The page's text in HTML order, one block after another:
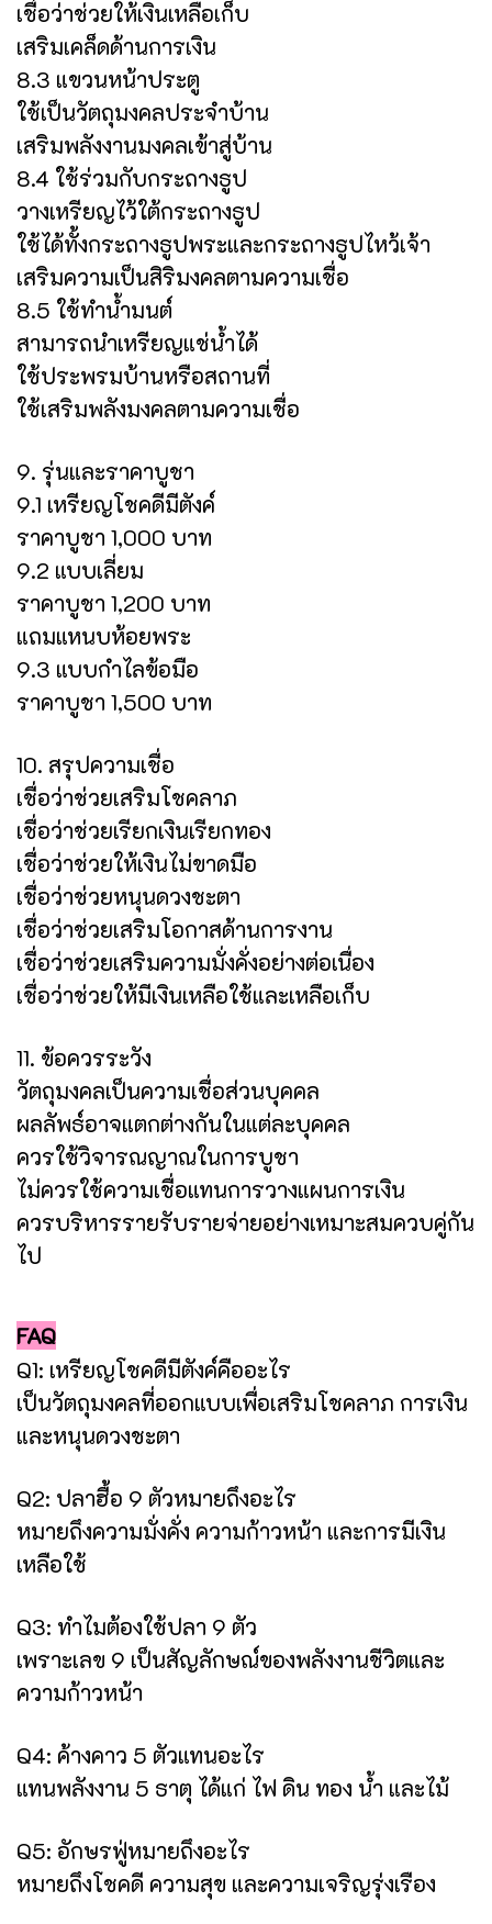
เชื่อว่าช่วยให้เงินเหลือเก็บ
เสริมเคล็ดด้านการเงิน
8.3 แขวนหน้าประตู
ใช้เป็นวัตถุมงคลประจำบ้าน
เสริมพลังงานมงคลเข้าสู่บ้าน
8.4 ใช้ร่วมกับกระถางธูป
วางเหรียญไว้ใต้กระถางธูป
ใช้ได้ทั้งกระถางธูปพระและกระถางธูปไหว้เจ้า
เสริมความเป็นสิริมงคลตามความเชื่อ
8.5 ใช้ทำน้ำมนต์
สามารถนำเหรียญแช่น้ำได้
ใช้ประพรมบ้านหรือสถานที่
ใช้เสริมพลังมงคลตามความเชื่อ
9. รุ่นและราคาบูชา
9.1 เหรียญโชคดีมีตังค์
ราคาบูชา 1,000 บาท
9.2 แบบเลี่ยม
ราคาบูชา 1,200 บาท
แถมแหนบห้อยพระ
9.3 แบบกำไลข้อมือ
ราคาบูชา 1,500 บาท
10. สรุปความเชื่อ
เชื่อว่าช่วยเสริมโชคลาภ
เชื่อว่าช่วยเรียกเงินเรียกทอง
เชื่อว่าช่วยให้เงินไม่ขาดมือ
เชื่อว่าช่วยหนุนดวงชะตา
เชื่อว่าช่วยเสริมโอกาสด้านการงาน
เชื่อว่าช่วยเสริมความมั่งคั่งอย่างต่อเนื่อง
เชื่อว่าช่วยให้มีเงินเหลือใช้และเหลือเก็บ
11. ข้อควรระวัง
วัตถุมงคลเป็นความเชื่อส่วนบุคคล
ผลลัพธ์อาจแตกต่างกันในแต่ละบุคคล
ควรใช้วิจารณญาณในการบูชา
ไม่ควรใช้ความเชื่อแทนการวางแผนการเงิน
ควรบริหารรายรับรายจ่ายอย่างเหมาะสมควบคู่กัน
ไป
FAQ
Q1: เหรียญโชคดีมีตังค์คืออะไร
เป็นวัตถุมงคลที่ออกแบบเพื่อเสริมโชคลาภ การเงิน
และหนุนดวงชะตา
Q2: ปลาฮื้อ 9 ตัวหมายถึงอะไร
หมายถึงความมั่งคั่ง ความก้าวหน้า และการมีเงิน
เหลือใช้
Q3: ทำไมต้องใช้ปลา 9 ตัว
เพราะเลข 9 เป็นสัญลักษณ์ของพลังงานชีวิตและ
ความก้าวหน้า
Q4: ค้างคาว 5 ตัวแทนอะไร
แทนพลังงาน 5 ธาตุ ได้แก่ ไฟ ดิน ทอง น้ำ และไม้
Q5: อักษรฟู่หมายถึงอะไร
หมายถึงโชคดี ความสุข และความเจริญรุ่งเรือง